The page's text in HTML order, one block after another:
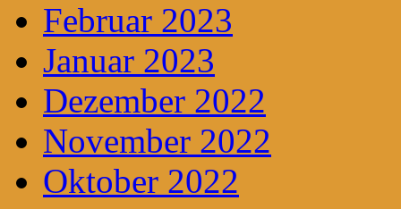
Februar 2023
Januar 2023
Dezember 2022
November 2022
Oktober 2022